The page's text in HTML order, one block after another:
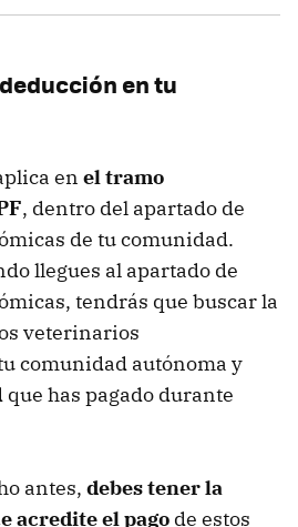
en tu
en el tramo
, dentro del apartado de
de tu comunidad.
llegues al apartado de
tendrás que buscar la
veterinarios
comunidad autónoma y
has pagado durante
antes, debes tener la
acredite el pago de estos